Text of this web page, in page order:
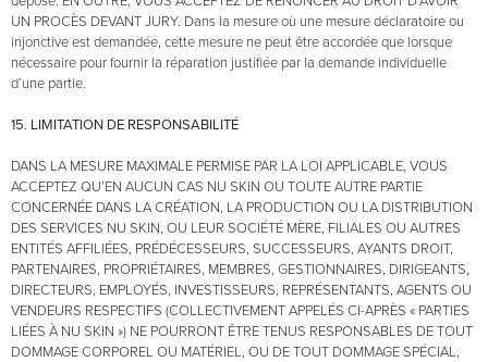
UN PROCÈS DEVANT JURY. Dans la mesure où une mesure déclaratoire ou
injonctive est demandée, cette mesure ne peut être accordée que lorsque
nécessaire pour fournir la réparation justifiée par la demande individuelle
d’une partie.
15. LIMITATION DE RESPONSABILITÉ
DANS LA MESURE MAXIMALE PERMISE PAR LA LOI APPLICABLE, VOUS
ACCEPTEZ QU’EN AUCUN CAS NU SKIN OU TOUTE AUTRE PARTIE
CONCERNÉE DANS LA CRÉATION, LA PRODUCTION OU LA DISTRIBUTION
DES SERVICES NU SKIN, OU LEUR SOCIÉTÉ MÈRE, FILIALES OU AUTRES
ENTITÉS AFFILIÉES, PRÉDÉCESSEURS, SUCCESSEURS, AYANTS DROIT,
PARTENAIRES, PROPRIÉTAIRES, MEMBRES, GESTIONNAIRES, DIRIGEANTS,
DIRECTEURS, EMPLOYÉS, INVESTISSEURS, REPRÉSENTANTS, AGENTS OU
VENDEURS RESPECTIFS (COLLECTIVEMENT APPELÉS CI-APRÈS « PARTIES
LIÉES À NU SKIN ») NE POURRONT ÊTRE TENUS RESPONSABLES DE TOUT
DOMMAGE CORPOREL OU MATÉRIEL, OU DE TOUT DOMMAGE SPÉCIAL,